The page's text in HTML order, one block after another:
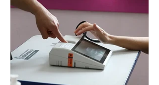
impede a replicação do vírus de forma
prolongada e pode ser tomado a cada
dois meses. O pedido de inclusão vai
ser encaminhado pelo Ministério da
Saúde à Comissão Nacional de
Incorporação de Novas Tecnologias no
SUS (Conitec) na semana que vem. A